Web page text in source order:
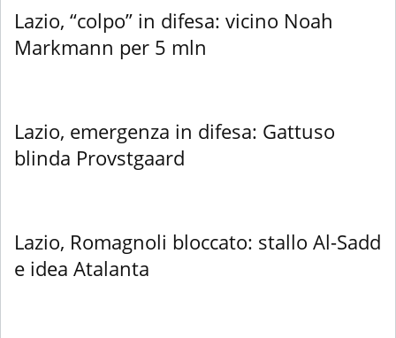
Lazio, “colpo” in difesa: vicino Noah
Markmann per 5 mln
Lazio, emergenza in difesa: Gattuso
blinda Provstgaard
Lazio, Romagnoli bloccato: stallo Al-Sadd
e idea Atalanta